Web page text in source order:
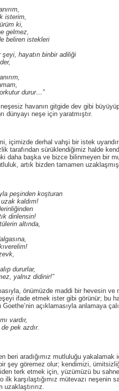
ki,
istekleri
hayatın binbir adiliği
durur…”
havanın gitgide dev gibi
dünyayı neşe için yaratmıştır.
derhal vahşi bir istek
tarafından sürüklendiğimiz halde
daha başka ve bizce bilinmeyen bir
artık bizden tamamen
koşturan
kaldım!
altında,
dururlar,
didinir!”
önümüzde maddi bir hevesin ve
ifade etmek ister gibi görünür; bu
açıklamasıyla anlamaya
azdır.
aradığımız mutluluğu yakalamak
şey göremez olur; kendimizi,
terk etmek için, yüzümüzü bu
karşılaştığımız mütevazı